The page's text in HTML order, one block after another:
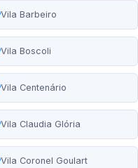
Vila Barbeiro
Vila Boscoli
Vila Centenário
Vila Claudia Glória
Vila Coronel Goulart